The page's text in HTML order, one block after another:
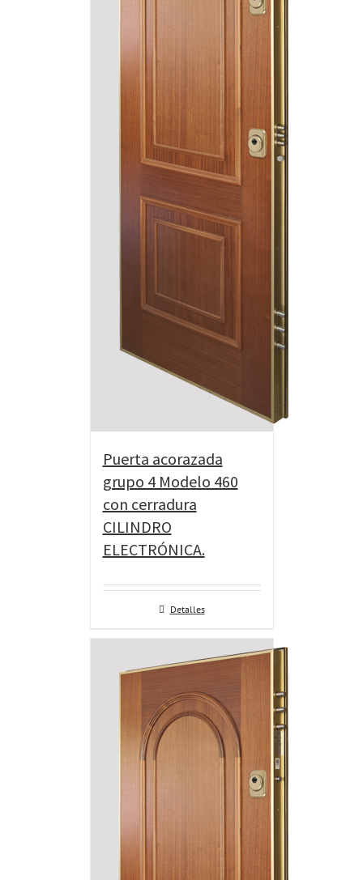
Puerta acorazada
grupo 4 Modelo 460
con cerradura
CILINDRO
ELECTRÓNICA.
Detalles